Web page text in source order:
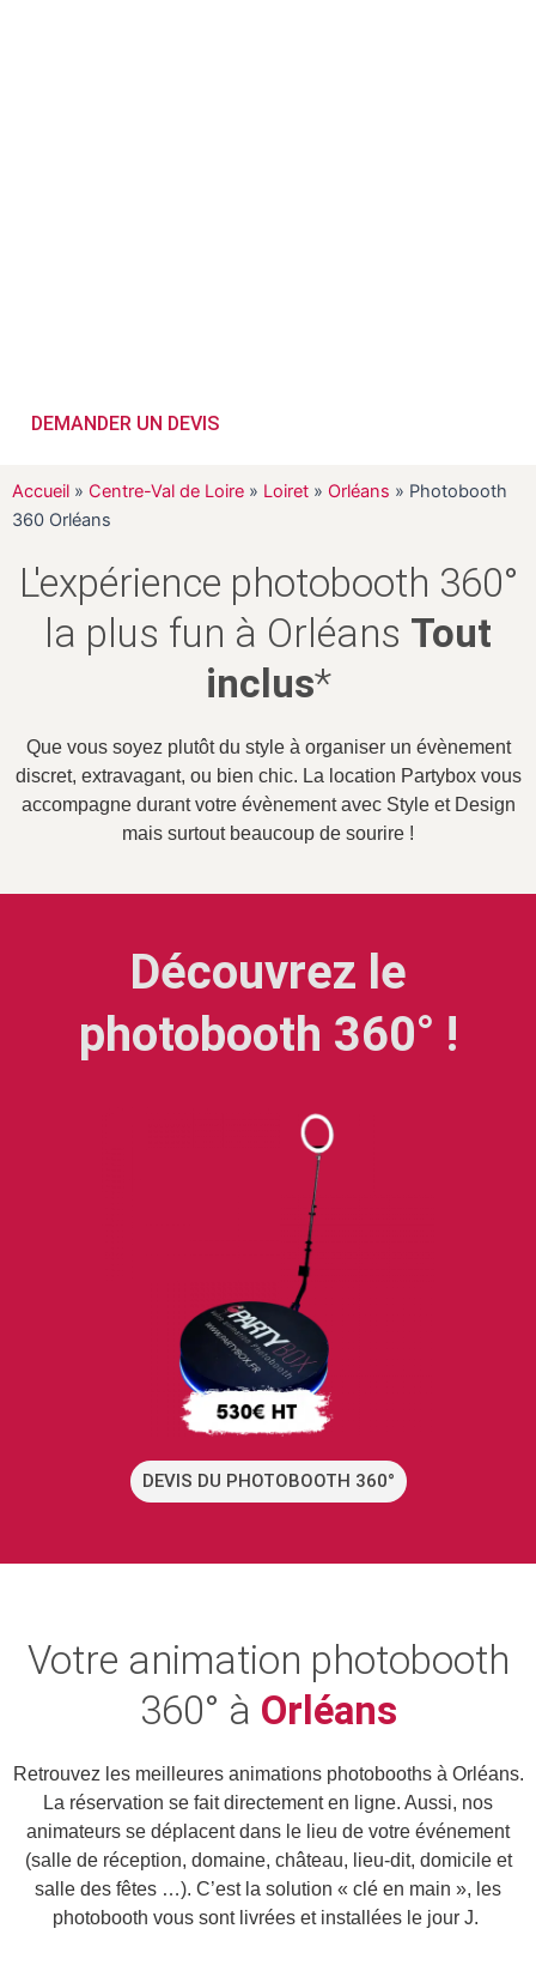
DEMANDER UN DEVIS
Accueil » Centre-Val de Loire » Loiret » Orléans » Photobooth
360 Orléans
L'expérience photobooth 360°
la plus fun à Orléans Tout
inclus*
Que vous soyez plutôt du style à organiser un évènement
discret, extravagant, ou bien chic. La location Partybox vous
accompagne durant votre évènement avec Style et Design
mais surtout beaucoup de sourire !
Découvrez le
photobooth 360° !
DEVIS DU PHOTOBOOTH 360°
Votre animation photobooth
360° à Orléans
Retrouvez les meilleures animations photobooths à Orléans.
La réservation se fait directement en ligne. Aussi, nos
animateurs se déplacent dans le lieu de votre événement
(salle de réception, domaine, château, lieu-dit, domicile et
salle des fêtes …). C’est la solution « clé en main », les
photobooth vous sont livrées et installées le jour J.